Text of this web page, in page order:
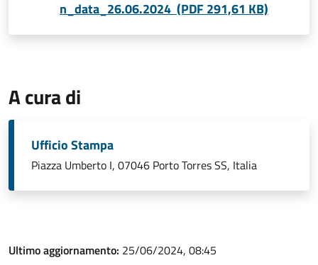
n_data_26.06.2024 (PDF 291,61 KB)
A cura di
Ufficio Stampa
Piazza Umberto I, 07046 Porto Torres SS, Italia
Ultimo aggiornamento: 25/06/2024, 08:45